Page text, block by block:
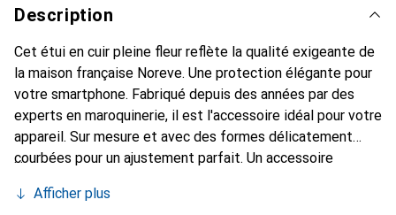
Description
Cet étui en cuir pleine fleur reflète la qualité exigeante de
la maison française Noreve. Une protection élégante pour
votre smartphone. Fabriqué depuis des années par des
experts en maroquinerie, il est l'accessoire idéal pour votre
appareil. Sur mesure et avec des formes délicatement
courbées pour un ajustement parfait. Un accessoire
marque Noreve est reconnue internationalement pour ses
Afficher plus